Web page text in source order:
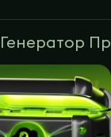
Генератор